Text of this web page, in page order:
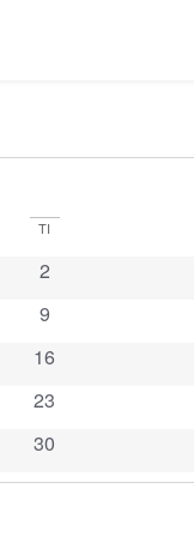
TI
0 begivenheder
2
0 begivenheder
9
0 begivenheder
16
0 begivenheder
23
0 begivenheder
30